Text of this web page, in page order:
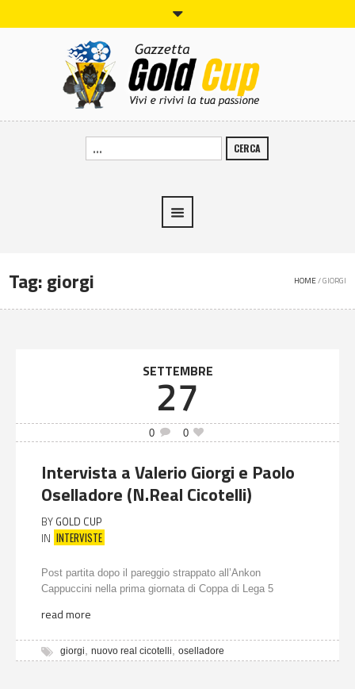
CERCA
Tag:giorgi HOME/GIORGI
SETTEMBRE
27
0 0
Intervista a Valerio Giorgi e Paolo
Oselladore (N.Real Cicotelli)
BY GOLD CUP
IN INTERVISTE
Post partita dopo il pareggio strappato all’Ankon
Cappuccini nella prima giornata di Coppa di Lega 5
read more
giorgi, nuovo real cicotelli, oselladore